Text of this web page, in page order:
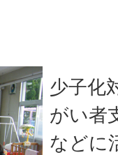
少子化
がい者
などに